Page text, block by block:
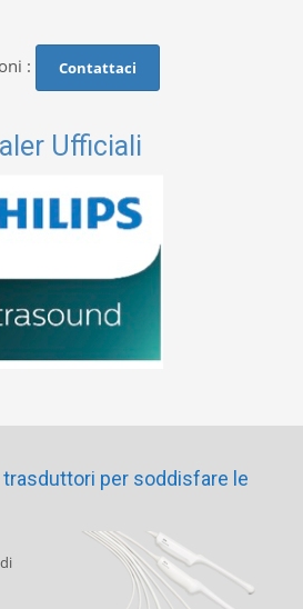
: Contattaci
Ufficiali
trasduttori per soddisfare le